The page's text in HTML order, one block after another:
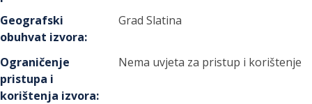
Geografski
obuhvat izvora:
Grad Slatina
Ograničenje
pristupa i
korištenja izvora:
Nema uvjeta za pristup i korištenje